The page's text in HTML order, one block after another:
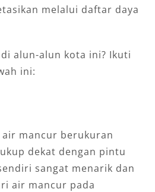
melalui daftar daya
alun-alun kota ini? Ikuti
ini:
mancur berukuran
dekat dengan pintu
sangat menarik dan
air mancur pada